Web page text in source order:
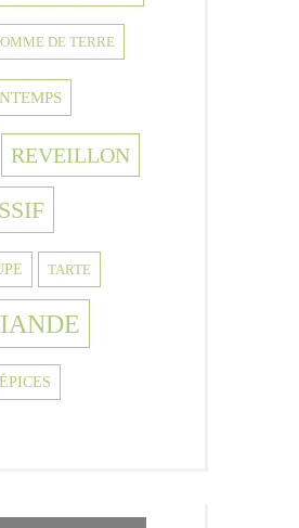
DE TERRE
REVEILLON
TARTE
ÉPICES